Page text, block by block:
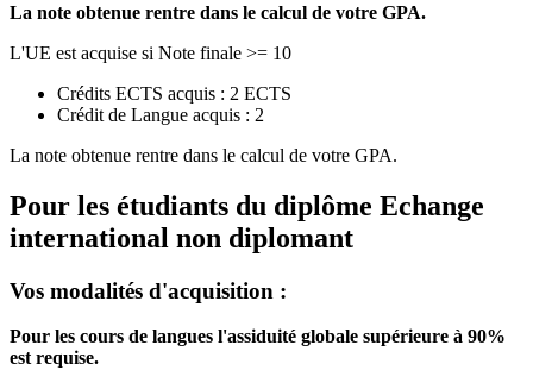
La note obtenue rentre dans le calcul de votre GPA.
L'UE est acquise si Note finale >= 10
Crédits ECTS acquis : 2 ECTS
Crédit de Langue acquis : 2
La note obtenue rentre dans le calcul de votre GPA.
Pour les étudiants du diplôme Echange
international non diplomant
Vos modalités d'acquisition :
Pour les cours de langues l'assiduité globale supérieure à 90%
est requise.